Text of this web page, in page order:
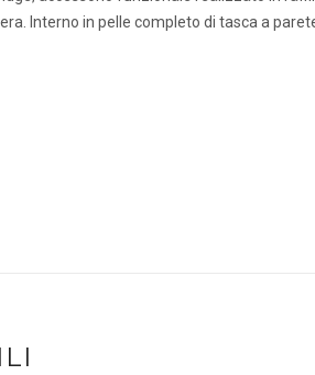
Interno in pelle completo di tasca a